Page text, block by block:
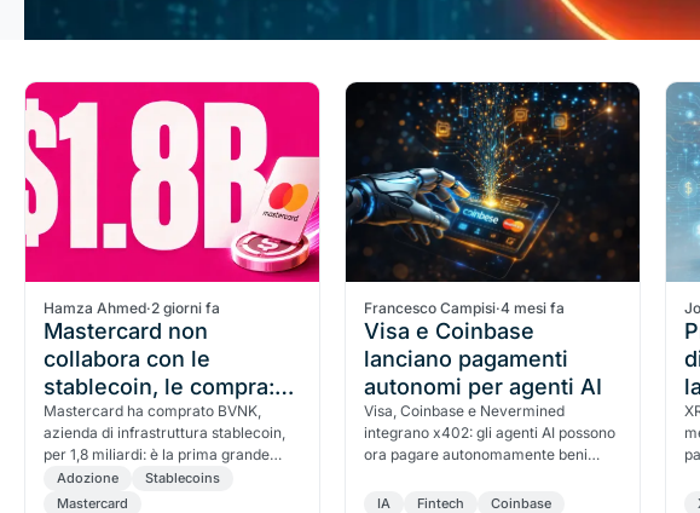
Hamza Ahmed·2 giorni fa
Mastercard non
collabora con le
stablecoin, le compra:
acquisizione da 1,8
miliardi che cambia i
pagamenti
Mastercard ha comprato BVNK,
azienda di infrastruttura stablecoin,
per 1,8 miliardi: è la prima grande
rete di pagamento a possedere
questa tecnologia invece di
Adozione
Stablecoins
Mastercard
Francesco Campisi·4 mesi fa
Visa e Coinbase
lanciano pagamenti
autonomi per agenti AI
Visa, Coinbase e Nevermined
integrano x402: gli agenti AI possono
ora pagare autonomamente beni
dall'utente.
IA Fintech Coinbase